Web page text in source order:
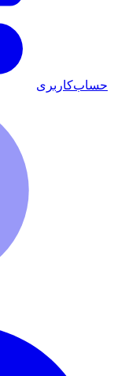
حساب‌کاربری